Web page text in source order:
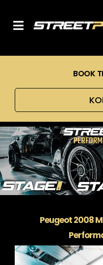
content
Toggle
Tuning
Ventilrens
Værksted
BOOK
Peugeot 2008